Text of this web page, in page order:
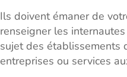
Ils doivent émaner de
renseigner les
sujet des établissements
entreprises ou services